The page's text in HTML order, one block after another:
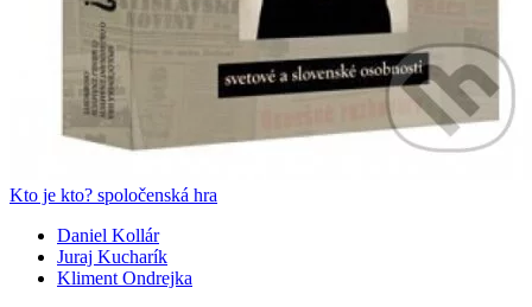
Kto je kto? spoločenská hra
Daniel Kollár
Juraj Kucharík
Kliment Ondrejka